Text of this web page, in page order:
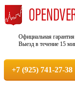
Официальная
Выезд в течение 15
+7 (925) 741-27-38